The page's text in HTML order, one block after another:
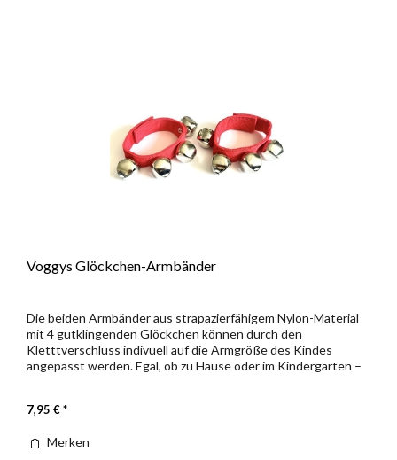
Voggys Glöckchen-Armbänder
Die beiden Armbänder aus strapazierfähigem Nylon-Material
mit 4 gutklingenden Glöckchen können durch den
Kletttverschluss indivuell auf die Armgröße des Kindes
angepasst werden. Egal, ob zu Hause oder im Kindergarten –
7,95 € *
Merken